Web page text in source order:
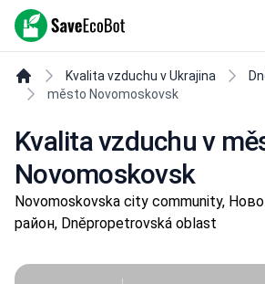
SaveEcoBot
Kvalita vzduchu v Ukrajina
město Novomoskovsk
Kvalita vzduchu v
Novomoskovsk
Novomoskovska city community,
район, Dněpropetrovská oblast